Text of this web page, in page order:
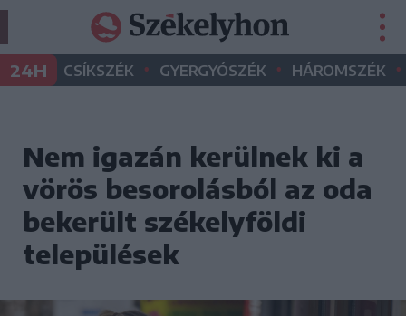
24H CSÍKSZÉK • GYERGYÓSZÉK • HÁROMSZÉK •
Nem igazán kerülnek ki a
vörös besorolásból az oda
bekerült székelyföldi
települések